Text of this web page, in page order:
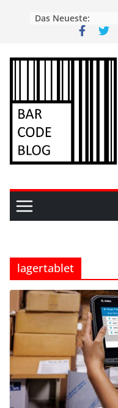
Das Neueste:
lagertablet